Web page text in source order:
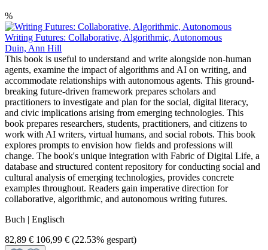
%
Writing Futures: Collaborative, Algorithmic, Autonomous
Duin, Ann Hill
This book is useful to understand and write alongside non-human
agents, examine the impact of algorithms and AI on writing, and
accommodate relationships with autonomous agents. This ground-
breaking future-driven framework prepares scholars and
practitioners to investigate and plan for the social, digital literacy,
and civic implications arising from emerging technologies. This
book prepares researchers, students, practitioners, and citizens to
work with AI writers, virtual humans, and social robots. This book
explores prompts to envision how fields and professions will
change. The book's unique integration with Fabric of Digital Life, a
database and structured content repository for conducting social and
cultural analysis of emerging technologies, provides concrete
examples throughout. Readers gain imperative direction for
collaborative, algorithmic, and autonomous writing futures.
Buch | Englisch
82,89 € 106,99 € (22.53% gespart)